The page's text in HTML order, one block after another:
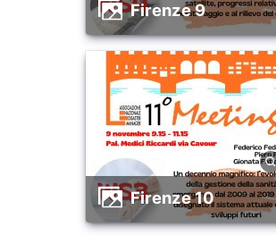
firenze 9
firenze 10